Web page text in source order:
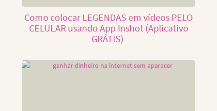
Como colocar LEGENDAS em vídeos PELO
CELULAR usando App Inshot (Aplicativo
GRÁTIS)